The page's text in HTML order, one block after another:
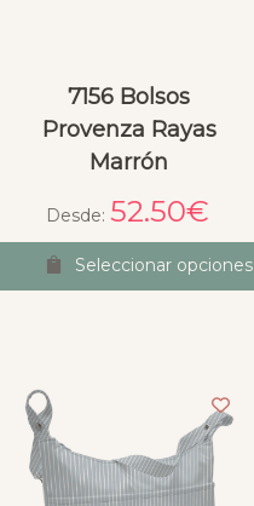
7156 Bolsos
Provenza Rayas
Marrón
Desde: 52.50€
Seleccionar opciones